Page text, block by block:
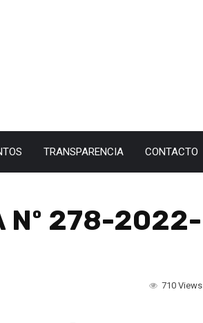
TRANSPARENCIA CONTACTO
Nº 278-2022-
710 Views